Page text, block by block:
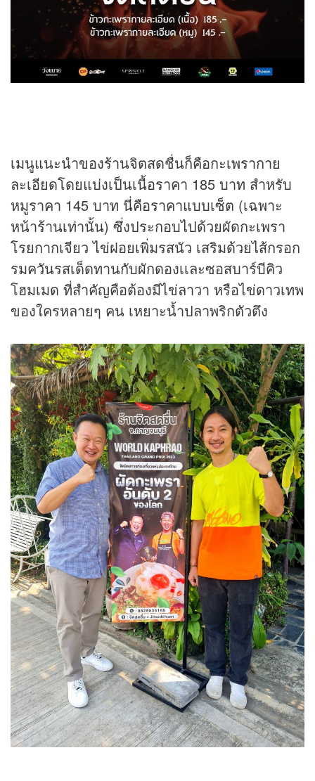
เมนูแนะนำของร้านจิตสดชื่นก็คือกะเพรากาย
ละเอียดโดยแบ่งเป็นเนื้อราคา 185 บาท สำหรับ
หมูราคา 145 บาท นี่คือราคาแบบเซ็ต (เฉพาะ
หน้าร้านเท่านั้น) ซึ่งประกอบไปด้วยผัดกะเพรา
โรยกากเจียว ไข่ฝอยเพิ่มรสนัว เสริมด้วยไส้กรอก
รมควันรสเด็ดทานกับผักดองเเละซอสบาร์บีคิว
โฮมเมด ที่สำคัญคือต้องมีไข่ลาวา หรือไข่ดาวเทพ
ของใครหลายๆ คน เหยาะน้ำปลาพริกตัวตึง